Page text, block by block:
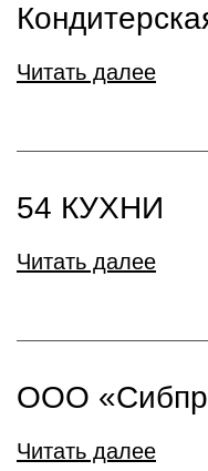
Читать далее
54 КУХНИ
Читать далее
ООО
Читать далее